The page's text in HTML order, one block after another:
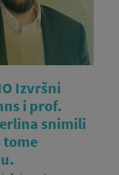
Izvršni
i prof.
snimili
tome